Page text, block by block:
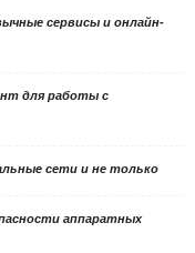
сервисы и онлайн-
для работы с
сети и не только
аппаратных